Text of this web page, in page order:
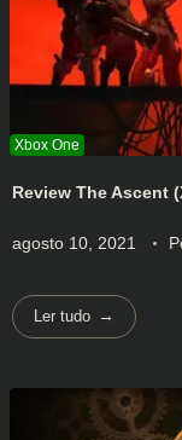
Review The Ascent
agosto 10, 2021
Ler tudo